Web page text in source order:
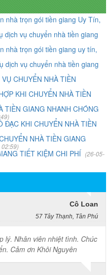
nhà trọn gói tiền giang Uy Tín,
dịch vụ chuyển nhà tiền giang
nhà trọn gói tiền giang uy tín,
dịch vụ chuyển nhà tiền giang
CHUYỂN NHÀ TIỀN
KHI CHUYỂN NHÀ TIỀN
TIỀN GIANG NHANH CHÓNG
KHI CHUYỂN NHÀ TIỀN
NHÀ TIỀN GIANG
TIẾT KIỆM CHI PHÍ (26-05-
Phạm Minh Tuấn
nhà mới ở Chưng cư Thái An
vụ của Khôi Nguyên đã lâu
vụ chuyển nhà này. Tôi xin
triển và nâng cao chất
Mai Hương
Vĩnh Lộc A - Bình Chánh
hàng của cô bao bọc đóng
Cảm ơn Khôi Nguyên